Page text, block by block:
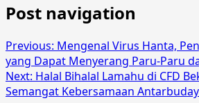
Post navigation
Previous: Mengenal Virus Hanta,
yang Dapat Menyerang Paru-Paru
Next: Halal Bihalal Lamahu di CFD
Semangat Kebersamaan